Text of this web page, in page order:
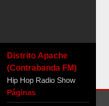
Distrito Apache
(Contrabanda FM)
Hip Hop Radio Show
Páginas